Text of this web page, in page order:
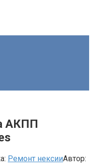
АКПП
Ремонт нексииАвтор: